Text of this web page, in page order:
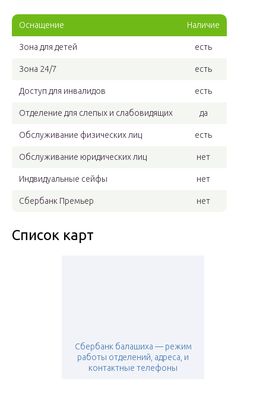
Оснащение Наличие
Зона для детей есть
Зона 24/7 есть
Доступ для инвалидов есть
Отделение для слепых и слабовидящих да
Обслуживание физических лиц есть
Обслуживание юридических лиц нет
Индвидуальные сейфы нет
Сбербанк Премьер нет
Список карт
Сбербанк балашиха — режим
работы отделений, адреса, и
контактные телефоны